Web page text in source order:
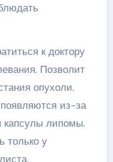
к доктору
Позволит
опухоли.
из-за
капсулы липомы.
только у